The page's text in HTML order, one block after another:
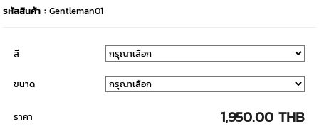
รหัสสินค้า :Gentleman01
สี
ขนาด
ราคา 1,950.00 THB